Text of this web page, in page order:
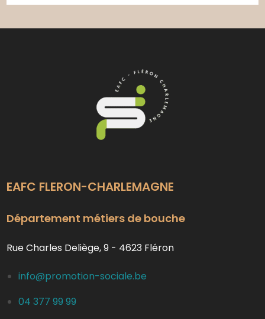
EAFC FLERON-CHARLEMAGNE
Département métiers de bouche
Rue Charles Deliège, 9 - 4623 Fléron
info@promotion-sociale.be
04 377 99 99